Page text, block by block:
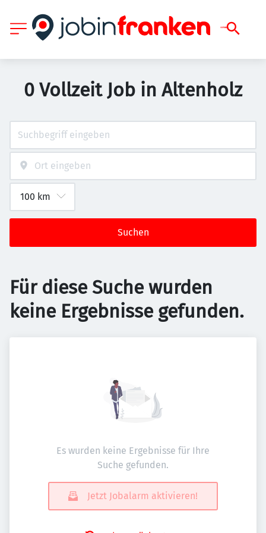
0 Vollzeit Job in Altenholz
Suchen
Für diese Suche wurden
keine Ergebnisse gefunden.
Es wurden keine Ergebnisse für Ihre
Suche gefunden.
Jetzt Jobalarm aktivieren!